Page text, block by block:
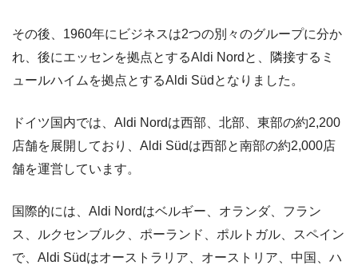
その後、1960年にビジネスは2つの別々のグループに分か
れ、後にエッセンを拠点とするAldi Nordと、隣接するミ
ュールハイムを拠点とするAldi Südとなりました。
ドイツ国内では、Aldi Nordは西部、北部、東部の約2,200
店舗を展開しており、Aldi Südは西部と南部の約2,000店
舗を運営しています。
国際的には、Aldi Nordはベルギー、オランダ、フラン
ス、ルクセンブルク、ポーランド、ポルトガル、スペイン
で、Aldi Südはオーストラリア、オーストリア、中国、ハ